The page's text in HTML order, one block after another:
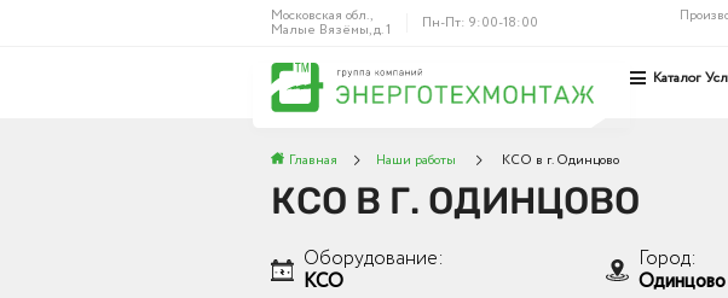
Московская обл.,
Малые Вязёмы, д. 1 Пн-Пт: 9:00-18:00
Каталог
Главная Наши работы КСО в г. Одинцово
КСО В Г. ОДИНЦОВО
Оборудование:
КСО
Город:
Одинцово